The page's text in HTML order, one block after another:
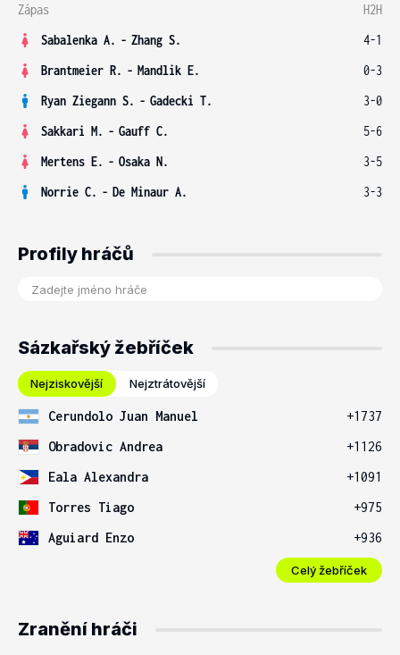
Zápas
H2H
Sabalenka A. - Zhang S.
4-1
Brantmeier R. - Mandlik E.
0-3
Ryan Ziegann S. - Gadecki T.
3-0
Sakkari M. - Gauff C.
5-6
Mertens E. - Osaka N.
3-5
Norrie C. - De Minaur A. 3-3
Profily hráčů
Sázkařský žebříček
Nejziskovější Nejztrátovější
Cerundolo Juan Manuel
+1737
Obradovic Andrea
+1126
Eala Alexandra
+1091
Torres Tiago
+975
Aguiard Enzo
+936
Celý žebříček
Zranění hráči